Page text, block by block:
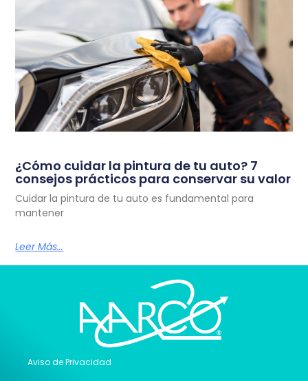
¿Cómo cuidar la pintura de tu auto? 7
consejos prácticos para conservar su valor
Cuidar la pintura de tu auto es fundamental para
mantener
Leer Más...
Aviso de Privacidad